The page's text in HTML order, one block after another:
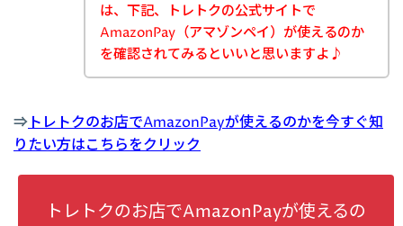
は、下記、トレトクの公式サイトで
AmazonPay（アマゾンペイ）が使えるのか
を確認されてみるといいと思いますよ♪
⇒ トレトクのお店でAmazonPayが使えるのかを今すぐ知
りたい方はこちらをクリック
トレトクのお店でAmazonPayが使えるの